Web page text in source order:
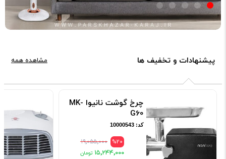
پیشنهادات و تخفیف ها مشاهده همه
چرخ گوشت نانیوا MK-
G60
کد: 10000543
%20 ۱۹٬۰۵۵٬۰۰۰
۱۵٬۲۴۴٬۰۰۰